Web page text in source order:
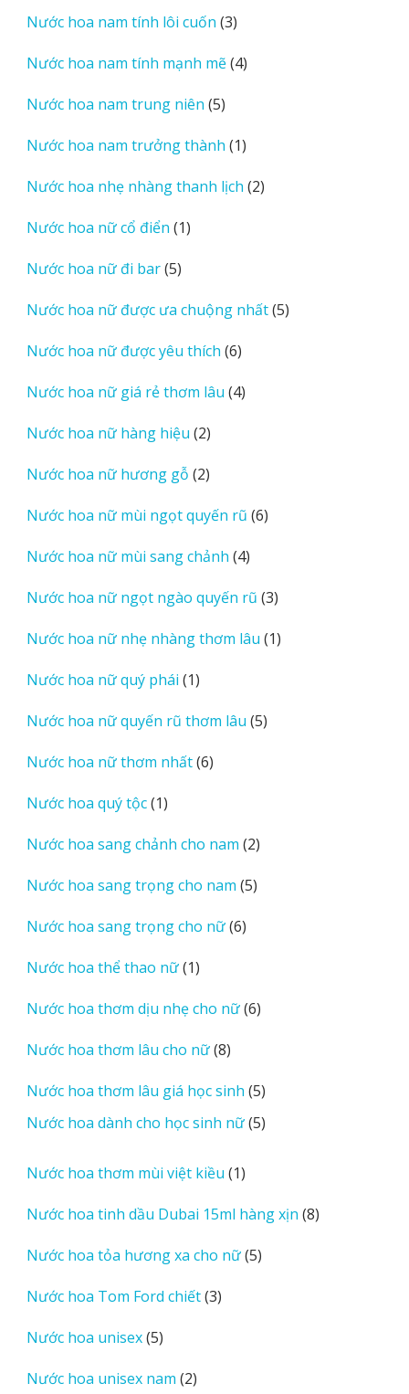
phẩm
Nước hoa nam tính lôi cuốn 33
phẩm
Nước hoa nam tính mạnh mẽ 44
Nước hoa nam trung niên 55
phẩm
Nước hoa nam trưởng thành 11
phẩm
Nước hoa nhẹ nhàng thanh lịch 22
Nước hoa nữ cổ điển 11
Nước hoa nữ đi bar 55
phẩm
Nước hoa nữ được ưa chuộng nhất 55
Nước hoa nữ được yêu thích 66
phẩm
Nước hoa nữ giá rẻ thơm lâu 44
Nước hoa nữ hàng hiệu 22
phẩm
Nước hoa nữ hương gỗ 22
phẩm
Nước hoa nữ mùi ngọt quyến rũ 66
Nước hoa nữ mùi sang chảnh 44
phẩm
Nước hoa nữ ngọt ngào quyến rũ 33
phẩm
Nước hoa nữ nhẹ nhàng thơm lâu 11
Nước hoa nữ quý phái 11
phẩm
Nước hoa nữ quyến rũ thơm lâu 55
Nước hoa nữ thơm nhất 66
Nước hoa quý tộc 11
phẩm
Nước hoa sang chảnh cho nam 22
phẩm
Nước hoa sang trọng cho nam 55
Nước hoa sang trọng cho nữ 66
Nước hoa thể thao nữ 11
phẩm
Nước hoa thơm dịu nhẹ cho nữ 66
Nước hoa thơm lâu cho nữ 88
phẩm
Nước hoa thơm lâu giá học sinh 55
sản
phẩm
Nước hoa dành cho học sinh nữ 55
Nước hoa thơm mùi việt kiều 11
phẩm
Nước hoa tinh dầu Dubai 15ml hàng xịn 88
Nước hoa tỏa hương xa cho nữ 55
Nước hoa Tom Ford chiết 33
Nước hoa unisex 55
phẩm
Nước hoa unisex nam 22